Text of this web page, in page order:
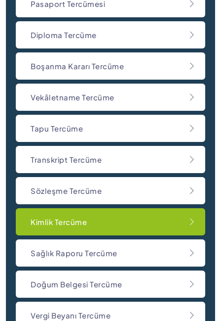
Pasaport Tercümesi
Diploma Tercüme
Boşanma Kararı Tercüme
Vekâletname Tercüme
Tapu Tercüme
Transkript Tercüme
Sözleşme Tercüme
Kimlik Tercüme
Sağlık Raporu Tercüme
Doğum Belgesi Tercüme
Vergi Beyanı Tercüme